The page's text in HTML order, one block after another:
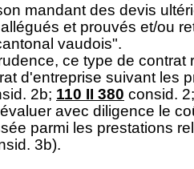
mandant des devis
et prouvés et/ou
vaudois".
ce type de contrat
d'entreprise suivant les
2b; 110 II 380 consid.
avec diligence le
parmi les prestations
3b).